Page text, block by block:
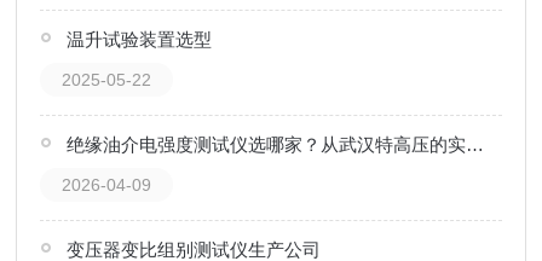
温升试验装置选型
2025-05-22
绝缘油介电强度测试仪选哪家？从武汉特高压的实践案例看门道
2026-04-09
变压器变比组别测试仪生产公司